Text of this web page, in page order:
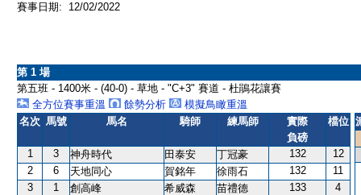
賽事日期: 12/02/2022
第 1 場
第五班 - 1400米 - (40-0) - 草地 - "C+3" 賽道 - 杜鵑花讓賽
全方位賽事重溫
餘勢分析
模擬鳥瞰重溫
名次 馬號 馬名 騎師 練馬師
實際
負磅
檔位
1 3 神舟時代 田泰安 丁冠豪 132
12
2
6 天地同心 賀銘年 徐雨石 132
11
3
1 創高峰 希威森 苗禮德 133
4